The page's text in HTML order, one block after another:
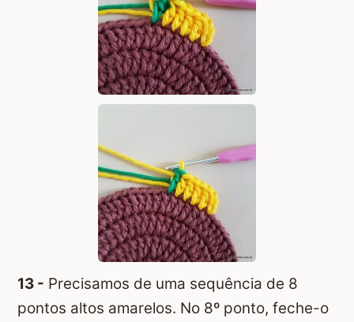
13 - Precisamos de uma sequência de 8
pontos altos amarelos. No 8º ponto, feche-o